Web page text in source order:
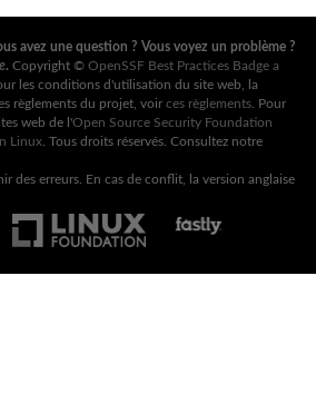
avez une question ? Vous voyez un problème ?
. Copyright © OpenSSF Best Practices Badge a
les conditions d'utilisation du site web, la
règlements du projet, voir ces règlements . Pour
web de l'Open Source Security Foundation
Linux . Tous droits réservés. Consultez notre
des erreurs. En cas de conflit, la version anglaise